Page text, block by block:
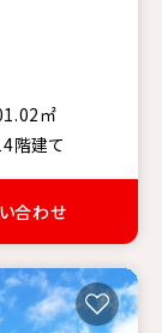
㎡
階建て
合わせ